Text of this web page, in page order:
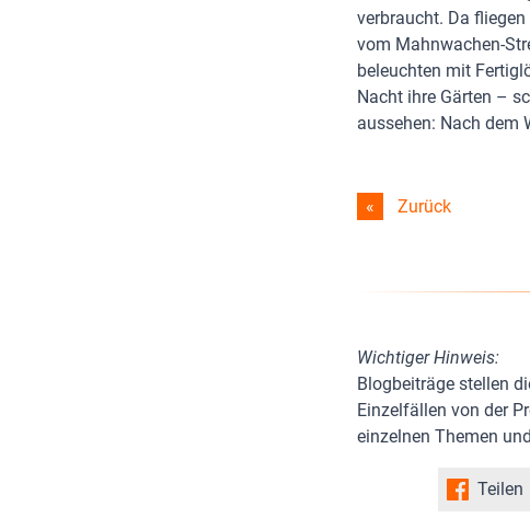
verbraucht. Da
vom Mahnwachen-
beleuchten mit
Nacht ihre Gärten –
aussehen: Nach dem
Zurück
Wichtiger Hinweis:
Blogbeiträge stellen
Einzelfällen von der
einzelnen Themen
Teilen